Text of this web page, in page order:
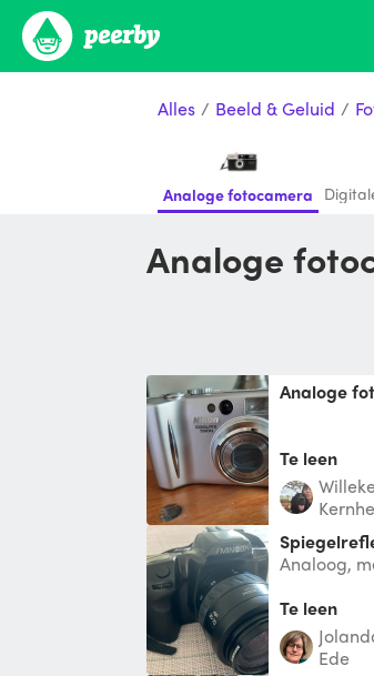
Alles / Beeld & Geluid /
Analoge fotocamera
Analoge
Analoge
Te leen
Analoog,
Te leen
Ede